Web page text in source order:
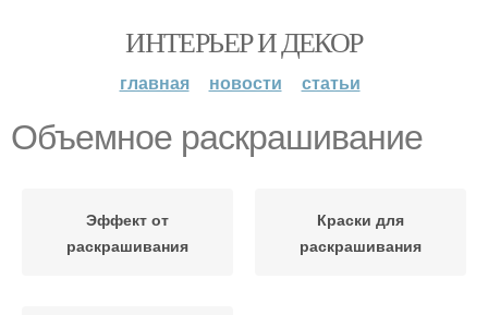
ИНТЕРЬЕР И ДЕКОР
главная новости статьи
Объемное раскрашивание
Эффект от
раскрашивания
Краски для
раскрашивания